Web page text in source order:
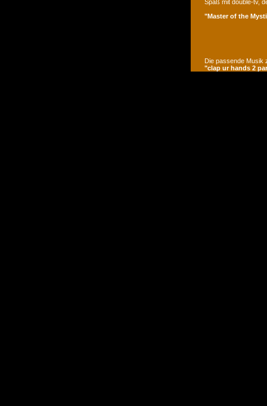
Spaß mit double-tv,
"Master of the
Die passende Musik
"clap ur hands 2